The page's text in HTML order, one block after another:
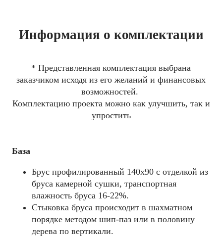
Информация о комплектации
* Представленная комплектация выбрана
заказчиком исходя из его желаний и финансовых
возможностей.
Комплектацию проекта можно как улучшить, так и
упростить
База
Брус профилированный 140x90 с отделкой из
бруса камерной сушки, транспортная
влажность бруса 16-22%.
Стыковка бруса происходит в шахматном
порядке методом шип-паз или в половину
дерева по вертикали.